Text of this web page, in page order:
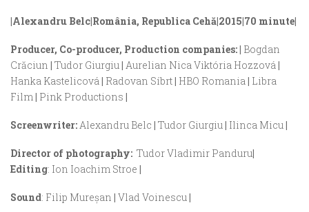
|Alexandru Belc|România, Republica Cehă|2015|70 minute|
Producer, Co-producer, Production companies: | Bogdan
Crăciun | Tudor Giurgiu| Aurelian Nica Viktória Hozzová|
Hanka Kastelicová| Radovan Síbrt| HBO Romania| Libra
Film| Pink Productions |
Screenwriter:Alexandru Belc | Tudor Giurgiu| Ilinca Micu|
Director of photography: Tudor Vladimir Panduru|
Editing: Ion Ioachim Stroe |
Sound: Filip Mureșan | Vlad Voinescu|